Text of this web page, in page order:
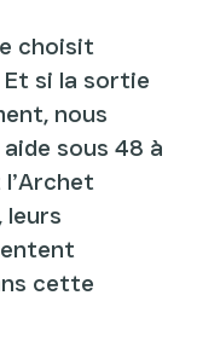
choisit
Et si la sortie
nous
sous 48 à
cette